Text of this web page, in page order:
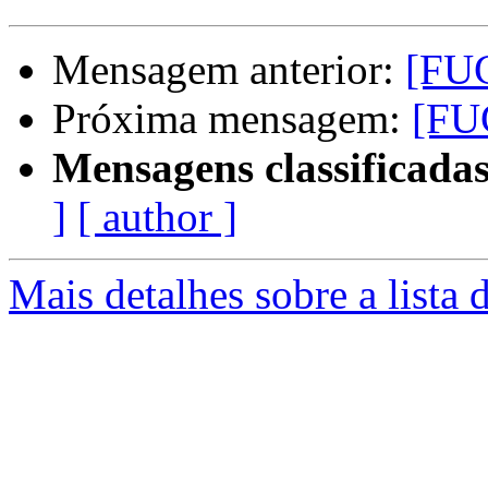
Mensagem anterior:
Próxima mensagem:
Mensagens
] [ author ]
Mais detalhes sobre a lista